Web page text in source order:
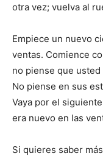
otra vez; vuelva al
Empiece un nuevo
ventas. Comience
no piense que
No piense en sus
Vaya por el
era nuevo en las
Si quieres saber